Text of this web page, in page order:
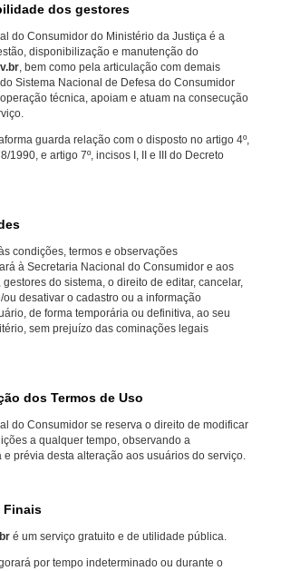
dos gestores
do Consumidor do Ministério da Justiça é a
disponibilização e manutenção do
, bem como pela articulação com demais
Sistema Nacional de Defesa do Consumidor
técnica, apoiam e atuam na consecução
guarda relação com o disposto no artigo 4º,
1990, e artigo 7º, incisos I, II e III do Decreto
condições, termos e observações
à Secretaria Nacional do Consumidor e aos
do sistema, o direito de editar, cancelar,
desativar o cadastro ou a informação
de forma temporária ou definitiva, ao seu
sem prejuízo das cominações legais
dos Termos de Uso
do Consumidor se reserva o direito de modificar
a qualquer tempo, observando a
prévia desta alteração aos usuários do serviço.
Finais
é um serviço gratuito e de utilidade pública.
por tempo indeterminado ou durante o